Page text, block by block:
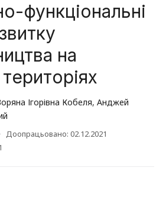
функціональні
на
Ігорівна Кобеля, Анджей
Доопрацьовано: 02.12.2021